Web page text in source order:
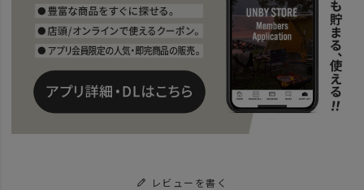
レビューを書く